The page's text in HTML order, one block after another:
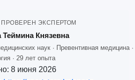
ПРОВЕРЕН ЭКСПЕРТОМ
Теймина Князевна
наук · Превентивная медицина ·
· 29 лет опыта
8 июня 2026